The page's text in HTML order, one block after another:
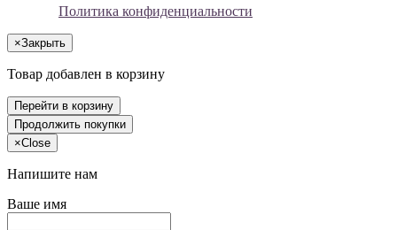
Политика конфиденциальности
×Закрыть
Товар добавлен в корзину
Перейти в корзину
Продолжить покупки
×Close
Напишите нам
Ваше имя